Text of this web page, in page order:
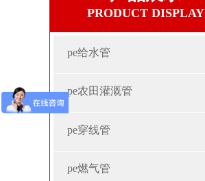
PRODUCT DISPLAY
pe给水管
pe农田灌溉管
pe穿线管
pe燃气管